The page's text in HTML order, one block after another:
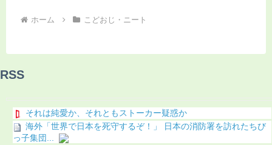
ホーム こどおじ・ニート
RSS
それは純愛か、それともストーカー疑惑か
海外「世界で日本を死守するぞ！」 日本の消防署を訪れたちび
っ子集団...